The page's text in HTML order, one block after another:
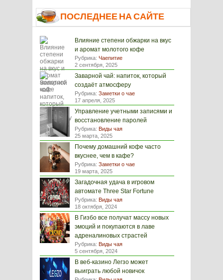
ПОСЛЕДНЕЕ НА САЙТЕ
Влияние степени обжарки на вкус
и аромат молотого кофе
Рубрика: Чаепитие
2 сентября, 2025
Заварной чай: напиток, который
создаёт атмосферу
Рубрика: Заметки о чае
17 апреля, 2025
Управление учетными записями и
восстановление паролей
Рубрика: Виды чая
25 марта, 2025
Почему домашний кофе часто
вкуснее, чем в кафе?
Рубрика: Заметки о чае
19 марта, 2025
Загадочная удача в игровом
автомате Three Star Fortune
Рубрика: Виды чая
18 октября, 2024
В Гизбо все получат массу новых
эмоций и покупаются в лаве
адреналиновых страстей
Рубрика: Виды чая
5 сентября, 2024
В веб-казино Легзо может
выиграть любой новичок